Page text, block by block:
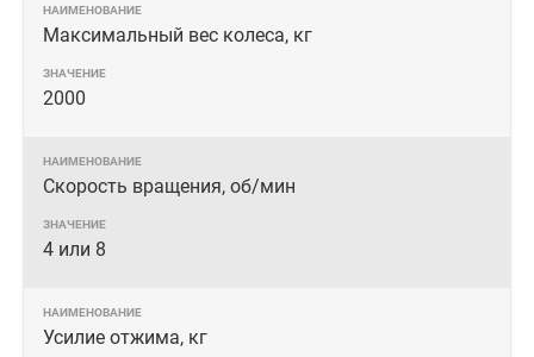
Максимальный вес колеса, кг
2000
Скорость вращения, об/мин
4 или 8
Усилие отжима, кг